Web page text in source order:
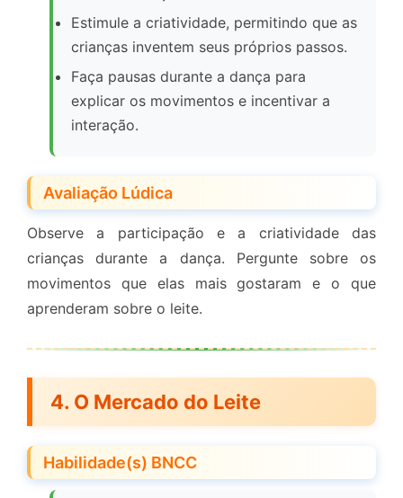
Estimule a criatividade, permitindo que as
crianças inventem seus próprios passos.
Faça pausas durante a dança para
explicar os movimentos e incentivar a
interação.
Avaliação Lúdica
Observe a participação e a criatividade das
crianças durante a dança. Pergunte sobre os
movimentos que elas mais gostaram e o que
aprenderam sobre o leite.
4. O Mercado do Leite
Habilidade(s) BNCC